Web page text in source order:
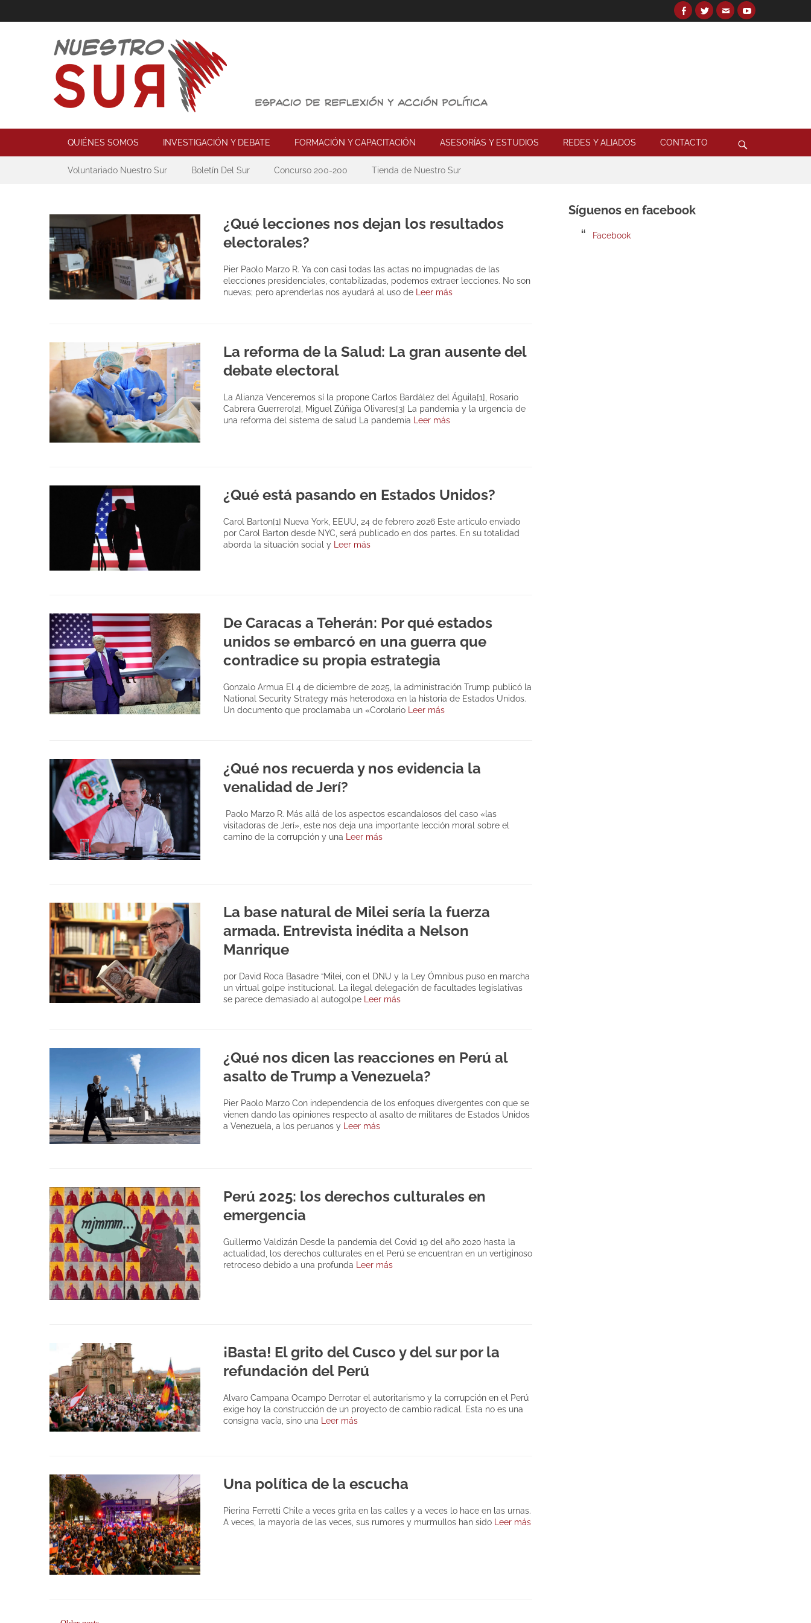
Facebook
TwitterEmailYouTube
Nuestro Sur
Espacio de reflexión y acción política
Primary Menu
QUIÉNES SOMOS INVESTIGACIÓN Y DEBATE FORMACIÓN Y CAPACITACIÓN ASESORÍAS Y ESTUDIOS REDES Y ALIADOS CONTACTO
Secondary Menu
Voluntariado Nuestro Sur Boletín Del Sur Concurso 200-200 Tienda de Nuestro Sur
¿Qué lecciones nos dejan los resultados
electorales?
Pier Paolo Marzo R. Ya con casi todas las actas no impugnadas de las
elecciones presidenciales, contabilizadas, podemos extraer lecciones. No son
nuevas; pero aprenderlas nos ayudará al uso de
Leer más
La reforma de la Salud: La gran ausente del
debate electoral
La Alianza Venceremos sí la propone Carlos Bardález del Águila[1], Rosario
Cabrera Guerrero[2], Miguel Zúñiga Olivares[3] La pandemia y la urgencia de
una reforma del sistema de salud La pandemia
Leer más
¿Qué está pasando en Estados Unidos?
Carol Barton[1] Nueva York, EEUU, 24 de febrero 2026 Este artículo enviado
por Carol Barton desde NYC, será publicado en dos partes. En su totalidad
aborda la situación social y Leer más
De Caracas a Teherán: Por qué estados
unidos se embarcó en una guerra que
contradice su propia estrategia
Gonzalo Armua El 4 de diciembre de 2025, la administración Trump publicó la
National Security Strategy más heterodoxa en la historia de Estados Unidos.
Un documento que proclamaba un «Corolario
Leer más
¿Qué nos recuerda y nos evidencia la
venalidad de Jerí?
Paolo Marzo R. Más allá de los aspectos escandalosos del caso «las
visitadoras de Jerí», este nos deja una importante lección moral sobre el
camino de la corrupción y una
Leer más
La base natural de Milei sería la fuerza
armada. Entrevista inédita a Nelson
Manrique
por David Roca Basadre “Milei, con el DNU y la Ley Ómnibus puso en marcha
un virtual golpe institucional. La ilegal delegación de facultades legislativas
se parece demasiado al autogolpe
Leer más
¿Qué nos dicen las reacciones en Perú al
asalto de Trump a Venezuela?
Pier Paolo Marzo Con independencia de los enfoques divergentes con que se
vienen dando las opiniones respecto al asalto de militares de Estados Unidos
a Venezuela, a los peruanos y
Leer más
Perú 2025: los derechos culturales en
emergencia
Guillermo Valdizán Desde la pandemia del Covid 19 del año 2020 hasta la
actualidad, los derechos culturales en el Perú se encuentran en un vertiginoso
retroceso debido a una profunda Leer más
¡Basta! El grito del Cusco y del sur por la
refundación del Perú
Alvaro Campana Ocampo Derrotar el autoritarismo y la corrupción en el Perú
exige hoy la construcción de un proyecto de cambio radical. Esta no es una
consigna vacía, sino una
Leer más
Una política de la escucha
Pierina Ferretti Chile a veces grita en las calles y a veces lo hace en las urnas.
A veces, la mayoría de las veces, sus rumores y murmullos han sido
Leer más
Síguenos en facebook
Facebook